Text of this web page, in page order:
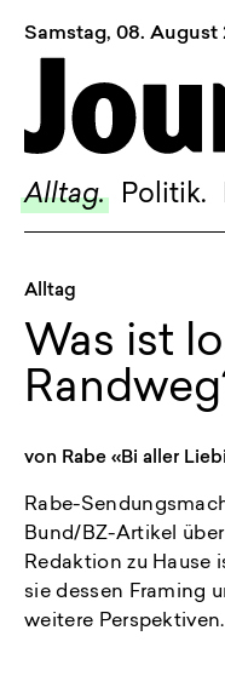
Samstag, 08. August
Alltag. Politik.
Sagt,
Alltag
Was ist
von Rabe «Bi aller
Rabe-
Bund/BZ-Artikel
Redaktion zu Hause
sie dessen Framing
weitere Perspektiven.